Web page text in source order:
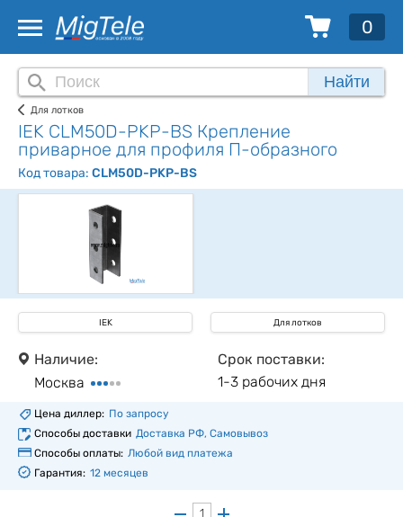
0
Найти
Для лотков
IEK CLM50D-PKP-BS Крепление
приварное для профиля П-образного
Код товара: CLM50D-PKP-BS
IEK Для лотков
Наличие:
Москва
Срок поставки:
1-3 рабочих дня
Цена диллер: По запросу
Способы доставки Доставка РФ, Самовывоз
Способы оплаты: Любой вид платежа
Гарантия: 12 месяцев